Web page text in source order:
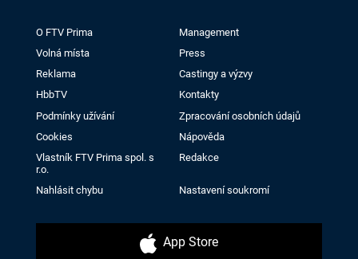
O FTV Prima
Management
Volná místa
Press
Reklama
Castingy a výzvy
HbbTV
Kontakty
Podmínky užívání
Zpracování osobních údajů
Cookies
Nápověda
Vlastník FTV Prima spol. s
r.o.
Redakce
Nahlásit chybu Nastavení soukromí
App Store